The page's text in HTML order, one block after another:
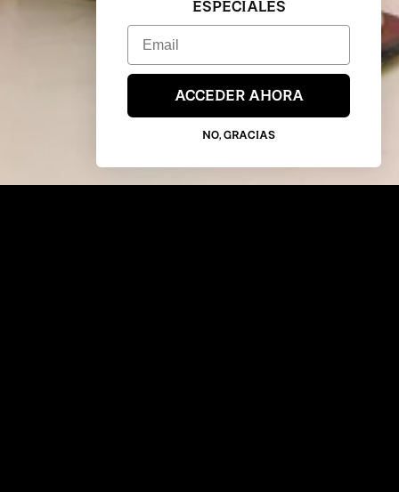
ESPECIALES
Email
ACCEDER AHORA
NO, GRACIAS